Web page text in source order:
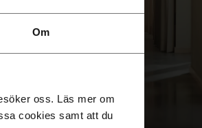
Om
oss. Läs mer om
cookies samt att du
fyller 70 år